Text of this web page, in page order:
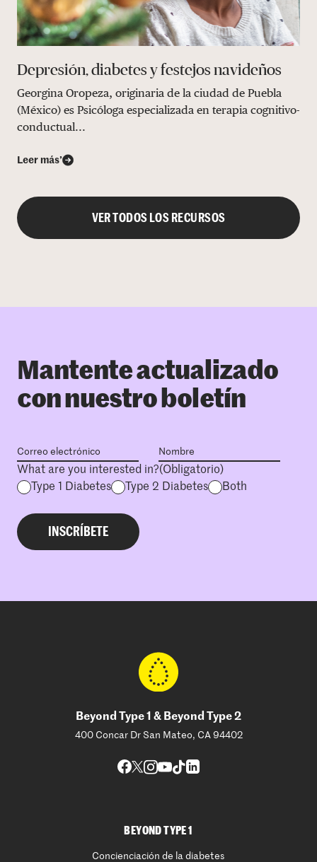
Depresión, diabetes y festejos navideños
Georgina Oropeza, originaria de la ciudad de Puebla
(México) es Psicóloga especializada en terapia cognitivo-
conductual...
Leer más’
VER TODOS LOS RECURSOS
Mantente actualizado
con nuestro boletín
What are you interested in?(Obligatorio)
Type 1 Diabetes
Type 2 Diabetes Both
Beyond Type 1 & Beyond Type 2
400 Concar Dr San Mateo, CA 94402
BEYOND TYPE 1
Concienciación de la diabetes